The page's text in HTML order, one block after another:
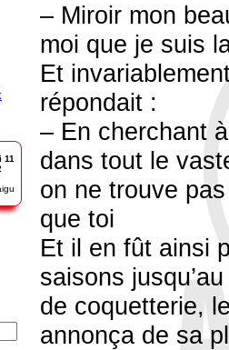
– Miroir mon
moi que je suis
Et
répondait :
– En cherchant
dans tout le
on ne trouve
que toi
Et il en fût ainsi
saisons
de coquetterie,
annonça de sa
11